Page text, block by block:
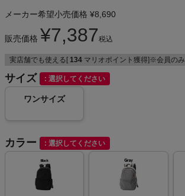
メンズカジュアルウェア
レディースカジュアルウェア
メンズスポーツウェア
メーカー希望小売価格 ¥8,690
販売価格 ¥7,387税込
実店舗でも使える[ 134 マリオポイント獲得]※会員のみ
サイズ 選択してください
ワンサイズ
カラー 選択してください